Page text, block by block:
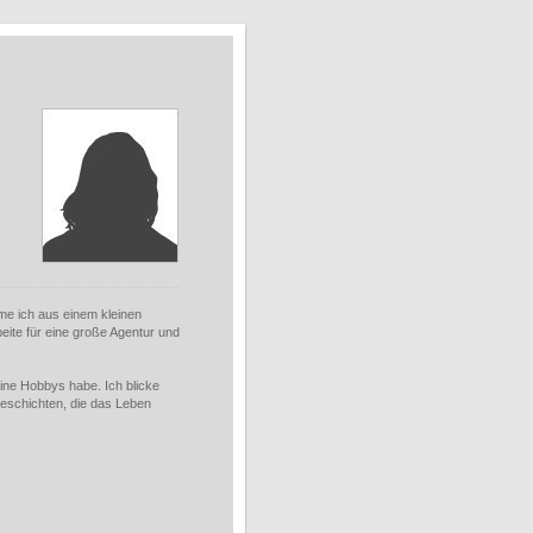
ich aus einem kleinen
für eine große Agentur und
Hobbys habe. Ich blicke
die das Leben